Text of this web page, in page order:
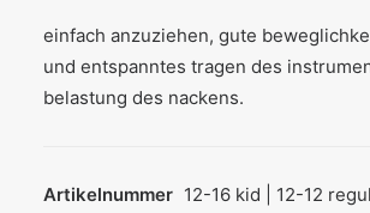
einfach anzuziehen, gute
und entspanntes tragen des
belastung des nackens.
Artikelnummer 12-16 kid | 12-12